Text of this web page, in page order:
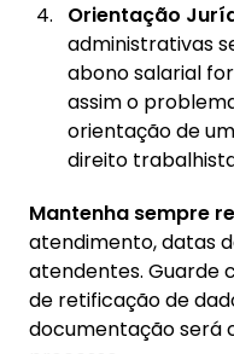
Orientação
administrativas
abono salarial
assim o
orientação de
direito
Mantenha sempre
atendimento, datas
atendentes. Guarde
de retificação de
documentação será